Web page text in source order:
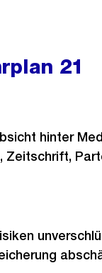
21
hinter
Zeitschrift,